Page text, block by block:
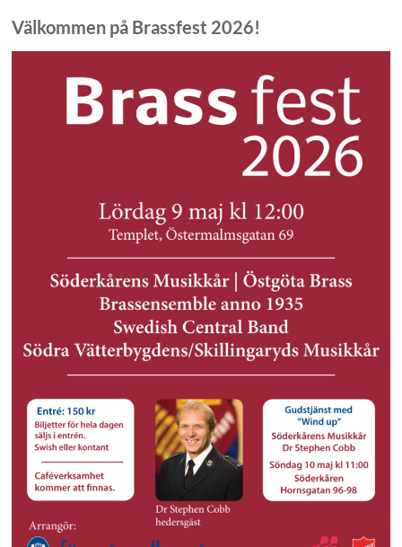
Välkommen på Brassfest 2026!